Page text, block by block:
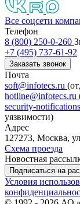
Все соцсети
Телефон
8 (800) 250-0-260
+7 (495) 737-61-92
Заказать звонок
Почта
soft@infotecs.ru
hotline@infotecs.ru
security-
уязвимости)
Адрес
127273, Москва,
Схема проезда
Новостная
Подписаться на
Условия